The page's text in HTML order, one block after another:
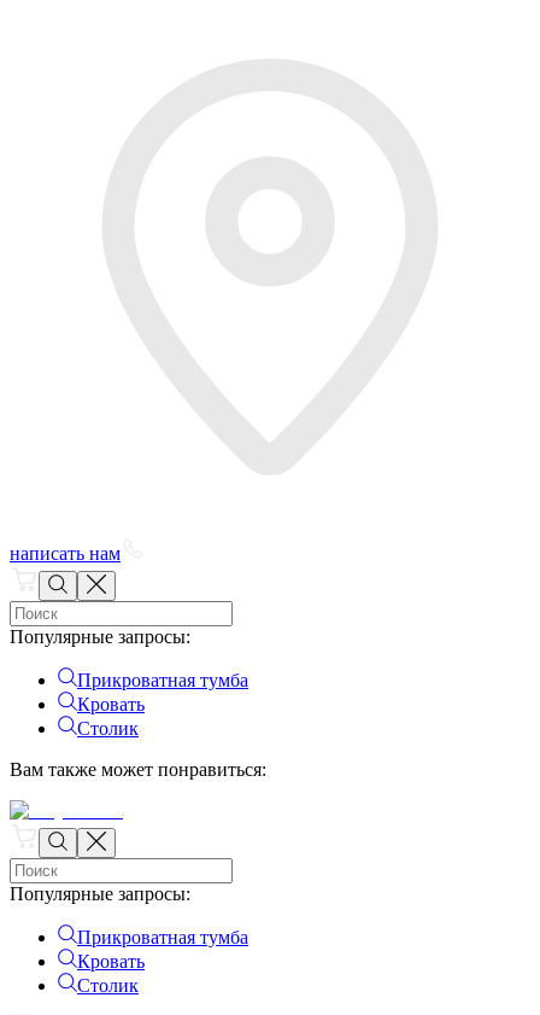
написать нам
Популярные запросы:
Прикроватная тумба
Кровать
Столик
Вам также может понравиться:
Популярные запросы:
Прикроватная тумба
Кровать
Столик